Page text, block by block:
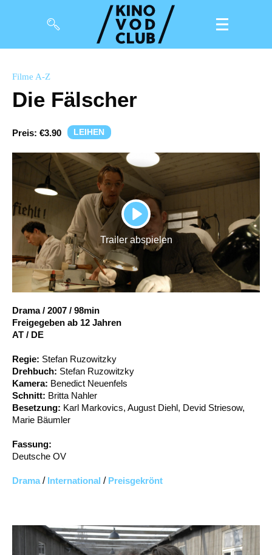
Magazin
Kuratierungen
So geht’s
Filmpakete
Gutscheine
& Filmpässe
Account
Filme A-Z
Die Fälscher
Preis: €3.90 LEIHEN
PLAY
Trailer abspielen
Drama / 2007 / 98min
Freigegeben ab 12 Jahren
AT / DE
Regie: Stefan Ruzowitzky
Drehbuch: Stefan Ruzowitzky
Kamera: Benedict Neuenfels
Schnitt: Britta Nahler
Besetzung: Karl Markovics, August Diehl, Devid Striesow,
Marie Bäumler
Fassung:
Deutsche OV
Drama / International / Preisgekrönt